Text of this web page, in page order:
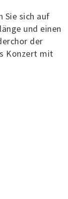
Sie sich auf
und einen
der
Konzert mit